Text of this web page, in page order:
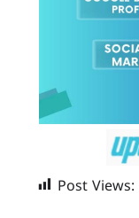
Post Views: